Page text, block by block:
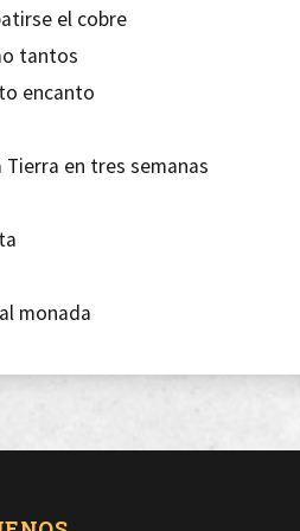
el cobre
tantos
encanto
en tres semanas
monada